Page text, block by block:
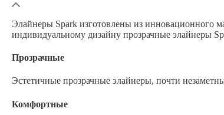
Элайнеры Spark изготовлены из инновационного
индивидуальному дизайну прозрачные элайнеры
Прозрачные
Эстетичные прозрачные элайнеры, почти
Комфортные